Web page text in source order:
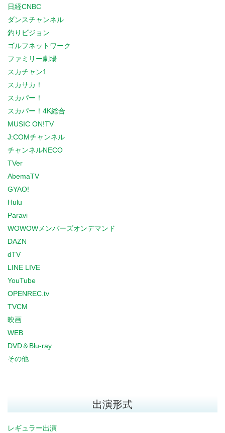
日経CNBC
ダンスチャンネル
釣りビジョン
ゴルフネットワーク
ファミリー劇場
スカチャン1
スカサカ！
スカパー！
スカパー！4K総合
MUSIC ON!TV
J:COMチャンネル
チャンネルNECO
TVer
AbemaTV
GYAO!
Hulu
Paravi
WOWOWメンバーズオンデマンド
DAZN
dTV
LINE LIVE
YouTube
OPENREC.tv
TVCM
映画
WEB
DVD＆Blu-ray
その他
出演形式
レギュラー出演